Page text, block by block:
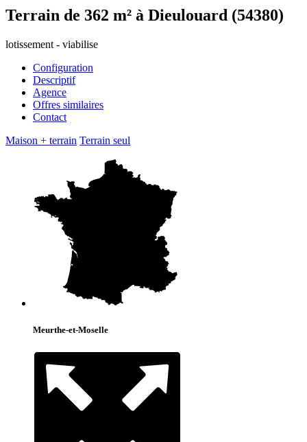
Terrain de 362 m² à Dieulouard (54380)
lotissement - viabilise
Configuration
Descriptif
Agence
Offres similaires
Contact
Maison + terrain Terrain seul
Meurthe-et-Moselle